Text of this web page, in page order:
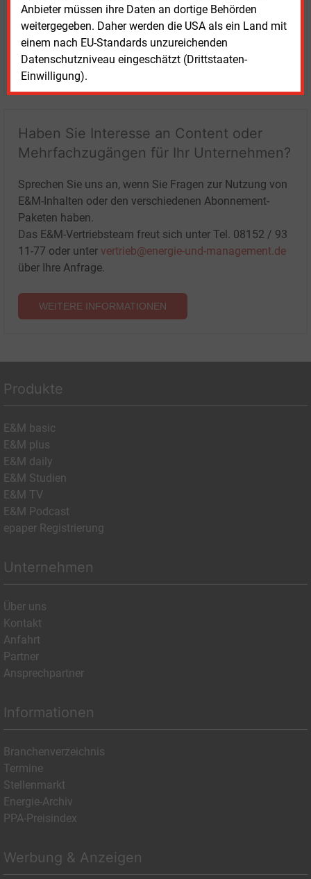
Anbieter müssen ihre Daten an dortige Behörden
weitergegeben. Daher werden die USA als ein Land mit
einem nach EU-Standards unzureichenden
Datenschutzniveau eingeschätzt (Drittstaaten-
Einwilligung).
Haben Sie Interesse an Content oder
Mehrfachzugängen für Ihr Unternehmen?
Sprechen Sie uns an, wenn Sie Fragen zur Nutzung von
E&M-Inhalten oder den verschiedenen Abonnement-
Paketen haben.
Das E&M-Vertriebsteam freut sich unter Tel. 08152 / 93
11-77 oder unter vertrieb@energie-und-management.de
über Ihre Anfrage.
WEITERE INFORMATIONEN
Produkte
E&M basic
E&M plus
E&M daily
E&M Studien
E&M TV
E&M Podcast
epaper Registrierung
Unternehmen
Über uns
Kontakt
Anfahrt
Partner
Ansprechpartner
Informationen
Branchenverzeichnis
Termine
Stellenmarkt
Energie-Archiv
PPA-Preisindex
Werbung & Anzeigen